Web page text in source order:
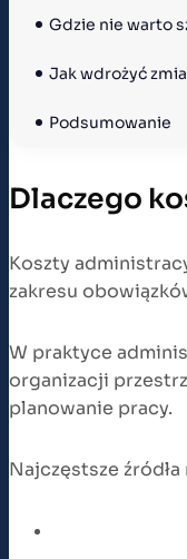
Gdzie nie warto
Jak wdrożyć
Podsumowanie
Dlaczego
Koszty
zakresu
W praktyce
organizacji
planowanie pracy.
Najczęstsze